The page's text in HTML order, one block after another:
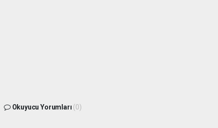
Okuyucu Yorumları (0)